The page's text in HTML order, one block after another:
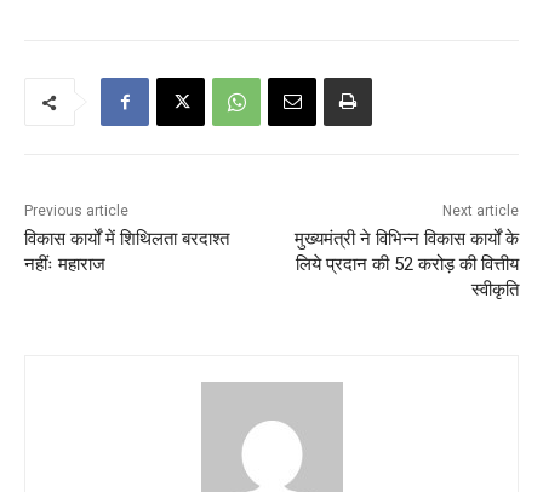
Previous article
विकास कार्यों में शिथिलता बरदाश्त
नहींः महाराज
Next article
मुख्यमंत्री ने विभिन्न विकास कार्यों के
लिये प्रदान की 52 करोड़ की वित्तीय
स्वीकृति